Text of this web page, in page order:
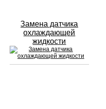
Замена датчика
охлаждающей
жидкости